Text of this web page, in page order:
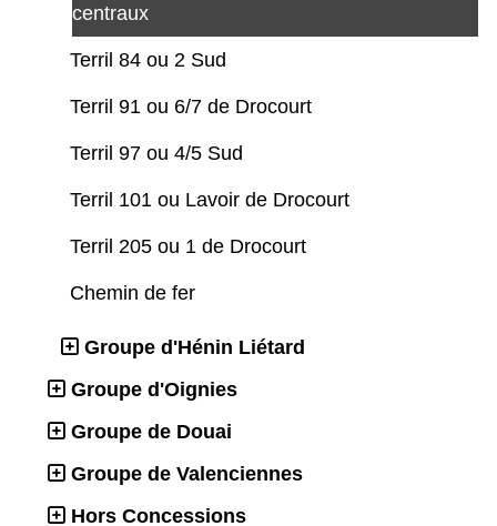
centraux
Terril 84 ou 2 Sud
Terril 91 ou 6/7 de Drocourt
Terril 97 ou 4/5 Sud
Terril 101 ou Lavoir de Drocourt
Terril 205 ou 1 de Drocourt
Chemin de fer
Groupe d'Hénin Liétard
Groupe d'Oignies
Groupe de Douai
Groupe de Valenciennes
Hors Concessions